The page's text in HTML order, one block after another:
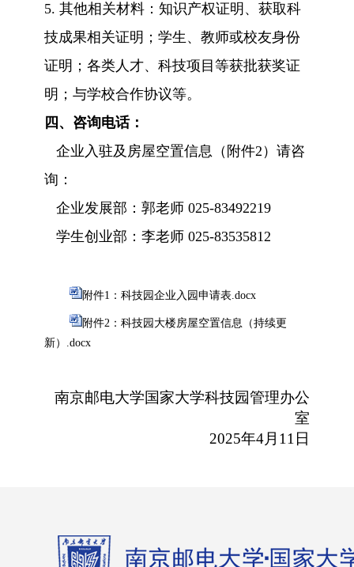
5. 其他相关材料：知识产权证明、获取科
技成果相关证明；学生、教师或校友身份
证明；各类人才、科技项目等获批获奖证
明；与学校合作协议等。
四、 咨询电话：
企业入驻及房屋空置信息（附件2）请咨
询：
企业发展部：郭老师 025-83492219
学生创业部：李老师 025-83535812
附件1：科技园企业入园申请表.docx
附件2：科技园大楼房屋空置信息（持续更
新）.docx
南京邮电大学国家大学科技园管理办公
室
2025年4月11日